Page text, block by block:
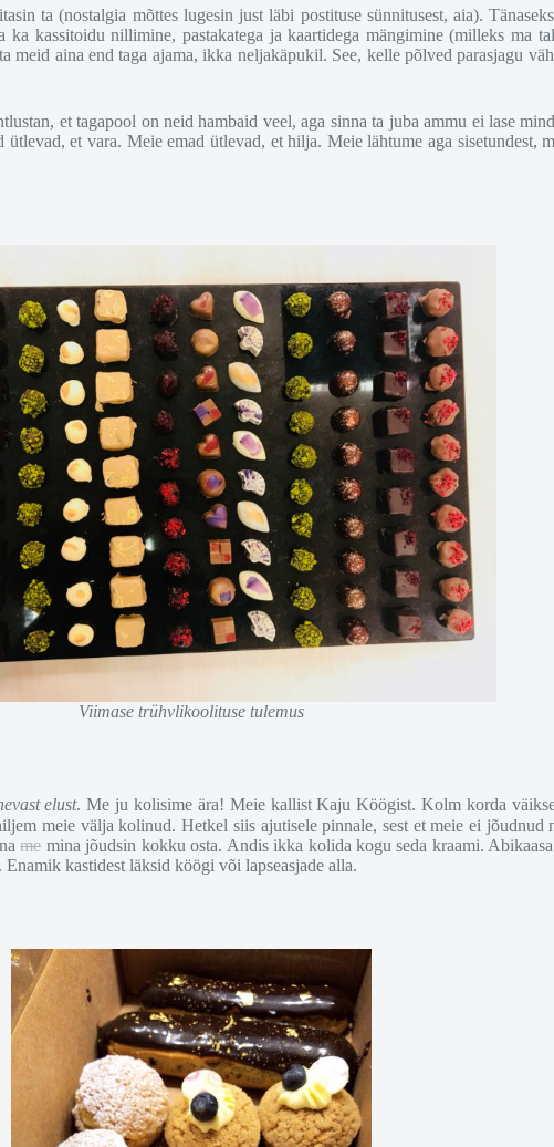
ta (nostalgia mõttes lugesin just läbi postituse sünnitusest, aia).
kassitoidu nillimine, pastakatega ja kaartidega mängimine (milleks ma
meid aina end taga ajama, ikka neljakäpukil. See, kelle põlved parasjagu
et tagapool on neid hambaid veel, aga sinna ta juba ammu ei lase
et vara. Meie emad ütlevad, et hilja. Meie lähtume aga sisetundest,
Viimase trühvlikoolituse tulemus
elust. Me ju kolisime ära! Meie kallist Kaju Köögist. Kolm korda
meie välja kolinud. Hetkel siis ajutisele pinnale, sest et meie ei
memina jõudsin kokku osta. Andis ikka kolida kogu seda kraami.
kastidest läksid köögi või lapseasjade alla.